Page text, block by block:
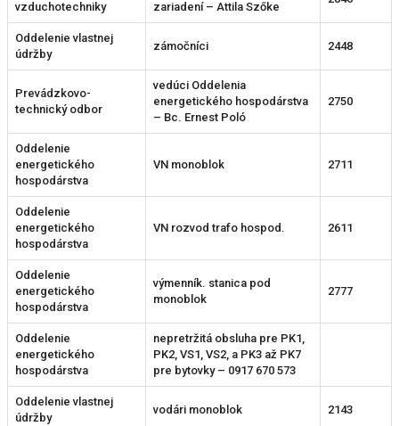
vzduchotechniky
zariadení – Attila Szőke
Oddelenie vlastnej
údržby
zámočníci 2448
Prevádzkovo-
technický odbor
vedúci Oddelenia
energetického hospodárstva
– Bc. Ernest Poló
2750
Oddelenie
energetického
hospodárstva
VN monoblok 2711
Oddelenie
energetického
hospodárstva
VN rozvod trafo hospod. 2611
Oddelenie
energetického
hospodárstva
výmenník. stanica pod
monoblok
2777
Oddelenie
energetického
hospodárstva
nepretržitá obsluha pre PK1,
PK2, VS1, VS2, a PK3 až PK7
pre bytovky – 0917 670 573
Oddelenie vlastnej
údržby
vodári monoblok 2143